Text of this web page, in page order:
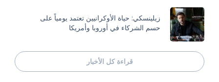
زيلينسكي: حياة الأوكرانيين تعتمد يومياً على
حسم الشركاء في أوروبا وأمريكا
قراءة كل الأخبار